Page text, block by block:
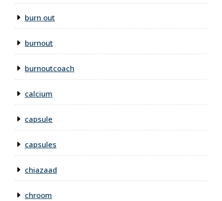
burn out
burnout
burnoutcoach
calcium
capsule
capsules
chiazaad
chroom